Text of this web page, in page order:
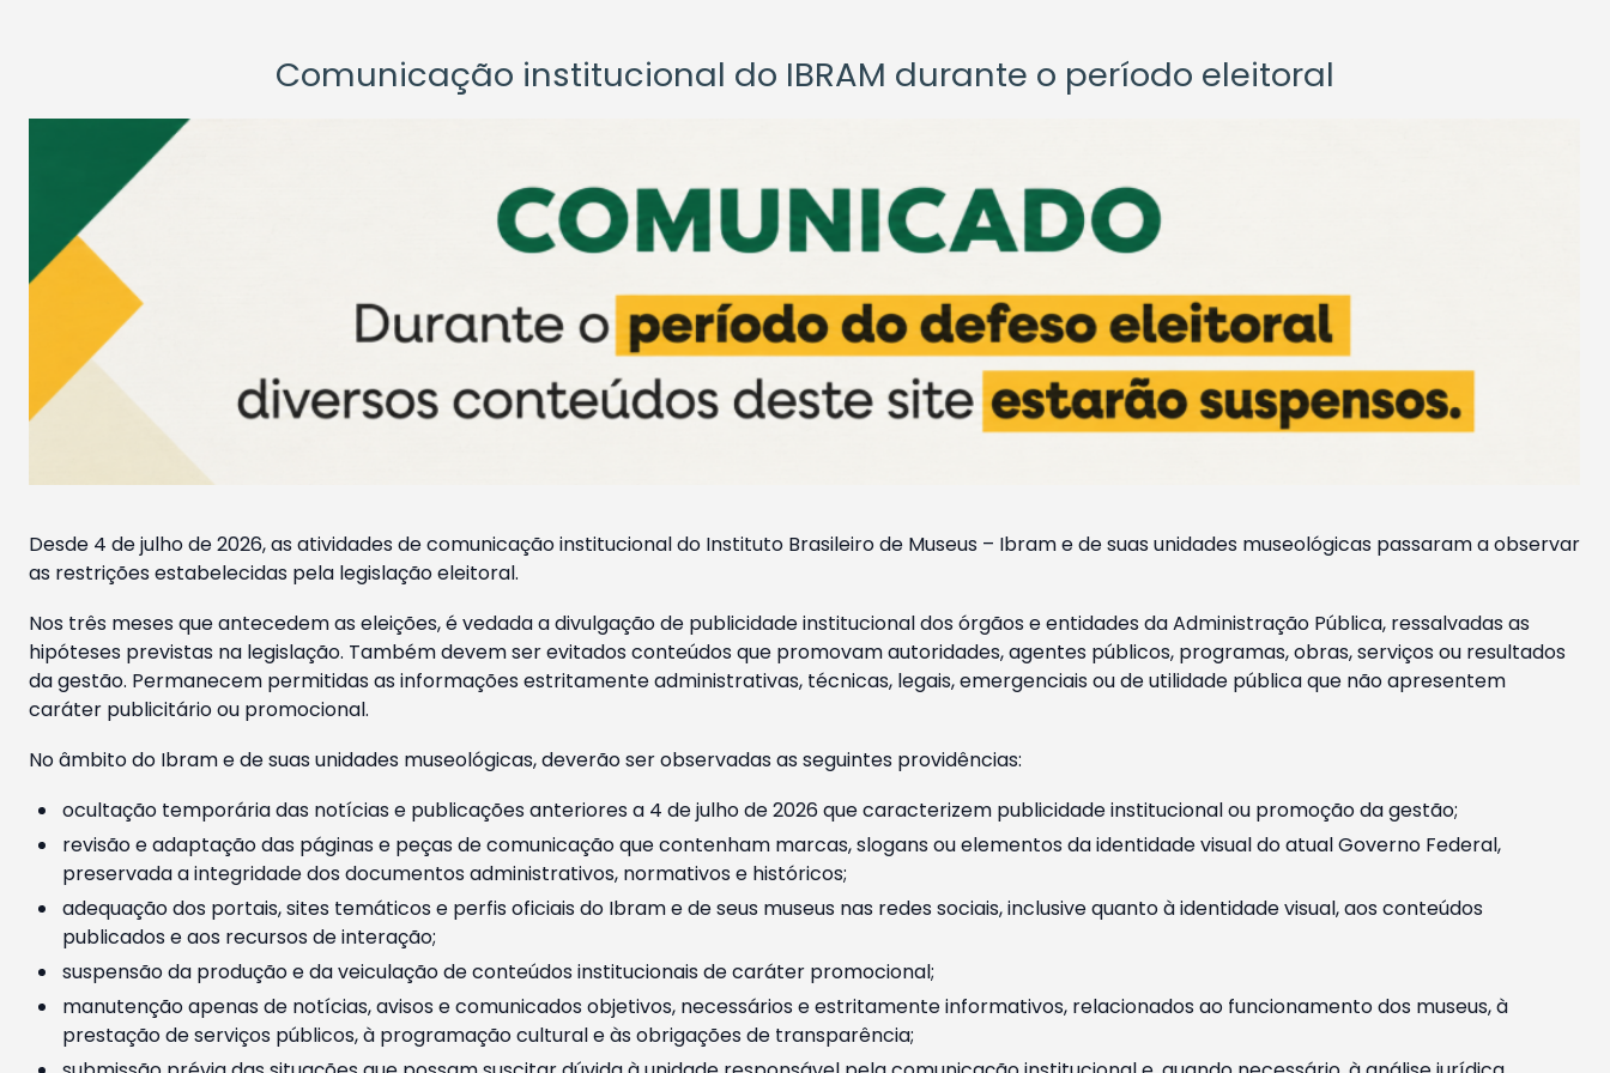
Comunicação institucional do IBRAM durante o período eleitoral
Desde 4 de julho de 2026, as atividades de comunicação institucional do Instituto Brasileiro de Museus – Ibram e de suas unidades museológicas passaram a observar
as restrições estabelecidas pela legislação eleitoral.
Nos três meses que antecedem as eleições, é vedada a divulgação de publicidade institucional dos órgãos e entidades da Administração Pública, ressalvadas as
hipóteses previstas na legislação. Também devem ser evitados conteúdos que promovam autoridades, agentes públicos, programas, obras, serviços ou resultados
da gestão. Permanecem permitidas as informações estritamente administrativas, técnicas, legais, emergenciais ou de utilidade pública que não apresentem
caráter publicitário ou promocional.
No âmbito do Ibram e de suas unidades museológicas, deverão ser observadas as seguintes providências:
ocultação temporária das notícias e publicações anteriores a 4 de julho de 2026 que caracterizem publicidade institucional ou promoção da gestão;
revisão e adaptação das páginas e peças de comunicação que contenham marcas, slogans ou elementos da identidade visual do atual Governo Federal,
preservada a integridade dos documentos administrativos, normativos e históricos;
adequação dos portais, sites temáticos e perfis oficiais do Ibram e de seus museus nas redes sociais, inclusive quanto à identidade visual, aos conteúdos
publicados e aos recursos de interação;
suspensão da produção e da veiculação de conteúdos institucionais de caráter promocional;
manutenção apenas de notícias, avisos e comunicados objetivos, necessários e estritamente informativos, relacionados ao funcionamento dos museus, à
prestação de serviços públicos, à programação cultural e às obrigações de transparência;